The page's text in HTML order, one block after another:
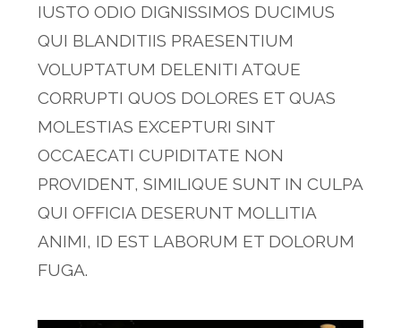
IUSTO ODIO DIGNISSIMOS DUCIMUS
QUI BLANDITIIS PRAESENTIUM
VOLUPTATUM DELENITI ATQUE
CORRUPTI QUOS DOLORES ET QUAS
MOLESTIAS EXCEPTURI SINT
OCCAECATI CUPIDITATE NON
PROVIDENT, SIMILIQUE SUNT IN CULPA
QUI OFFICIA DESERUNT MOLLITIA
ANIMI, ID EST LABORUM ET DOLORUM
FUGA.